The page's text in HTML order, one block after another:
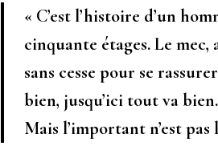
« C’est l’histoire d’un
cinquante étages. Le
sans cesse pour se
bien, jusqu’ici tout va bien.
Mais l’important n’est pas